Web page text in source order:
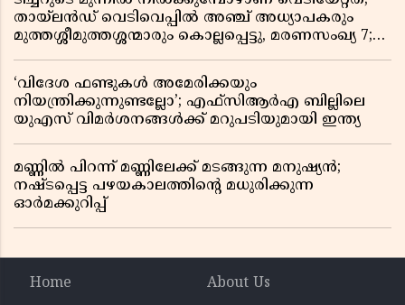
തായ്‌ലൻഡ് വെടിവെപ്പിൽ അഞ്ച് അധ്യാപകരും
മുത്തശ്ശീമുത്തശ്ശന്മാരും കൊല്ലപ്പെട്ടു, മരണസംഖ്യ 7;
‘വിദേശ ഫണ്ടുകൾ അമേരിക്കയും
നിയന്ത്രിക്കുന്നുണ്ടല്ലോ’; എഫ്സിആർഎ ബില്ലിലെ
യുഎസ് വിമർശനങ്ങൾക്ക് മറുപടിയുമായി ഇന്ത്യ
മണ്ണിൽ പിറന്ന് മണ്ണിലേക്ക് മടങ്ങുന്ന മനുഷ്യൻ;
നഷ്ടപ്പെട്ട പഴയകാലത്തിൻ്റെ മധുരിക്കുന്ന
ഓർമക്കുറിപ്പ്
Home
About Us